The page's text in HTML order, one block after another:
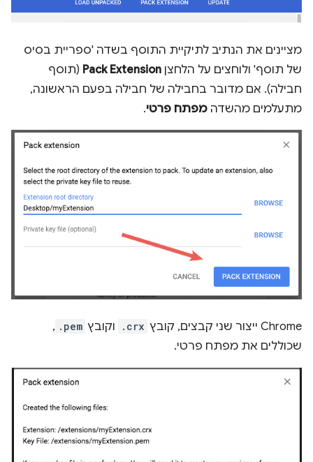
מציינים את הנתיב לתיקיית התוסף בשדה 'ספריית בסיס
של תוסף' ולוחצים על הלחצן Pack Extension (תוסף
חבילה). אם מדובר בחבילה של חבילה בפעם הראשונה,
מתעלמים מהשדה מפתח פרטי.
Chrome ייצור שני קבצים, קובץ .crx וקובץ .pem
,
שכוללים את מפתח פרטי.